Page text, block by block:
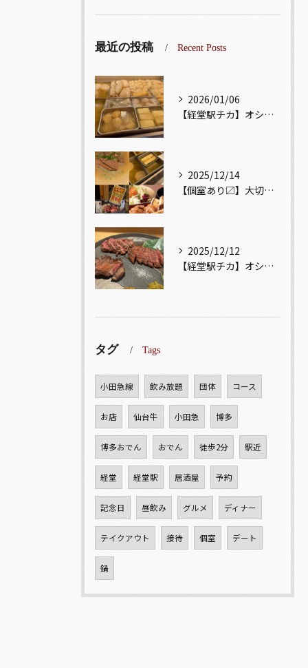
最近の投稿 Recent Posts
2026/01/06
【経堂駅チカ】オシャレ居酒屋🏮出汁が美味しいおでんがオススメ...
2025/12/14
【個室あり〼】大切な記念日、お祝い事でのご来店ぜひお待ちして...
2025/12/12
【経堂駅チカ】オシャレ居酒屋🏮自慢のお肉が楽しめる🐃お得なコ...
タグ Tags
小田急線 飲み放題 団体 コース
お店 仙台牛 小田急 博多
博多おでん おでん 徒歩2分 駅近
経堂 経堂駅 居酒屋 予約
記念日 昼飲み グルメ ディナー
テイクアウト 接待 個室 デート
鍋